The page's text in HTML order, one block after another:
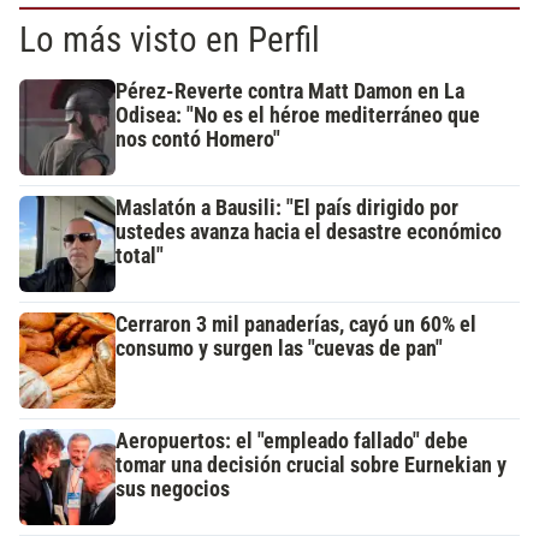
Lo más visto en Perfil
Pérez-Reverte contra Matt Damon en La
Odisea: "No es el héroe mediterráneo que
nos contó Homero"
Maslatón a Bausili: "El país dirigido por
ustedes avanza hacia el desastre económico
total"
Cerraron 3 mil panaderías, cayó un 60% el
consumo y surgen las "cuevas de pan"
Aeropuertos: el "empleado fallado" debe
tomar una decisión crucial sobre Eurnekian y
sus negocios